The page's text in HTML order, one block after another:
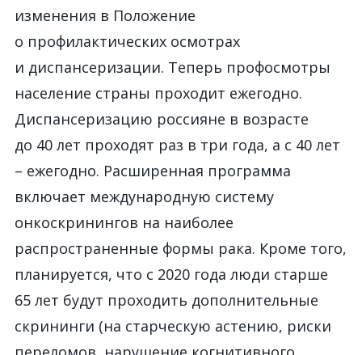
изменения в Положение
о профилактических осмотрах
и диспансеризации. Теперь профосмотры
население страны проходит ежегодно.
Диспансеризацию россияне в возрасте
до 40 лет проходят раз в три года, а с 40 лет
– ежегодно. Расширенная программа
включает международную систему
онкоскринингов на наиболее
распространенные формы рака. Кроме того,
планируется, что с 2020 года люди старше
65 лет будут проходить дополнительные
скрининги (на старческую астению, риски